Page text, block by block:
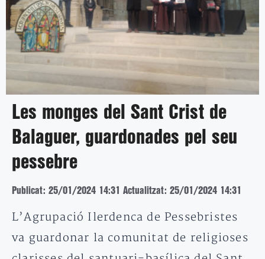
Les monges del Sant Crist de
Balaguer, guardonades pel seu
pessebre
Publicat: 25/01/2024 14:31 Actualitzat: 25/01/2024 14:31
L’Agrupació Ilerdenca de Pessebristes
va guardonar la comunitat de religioses